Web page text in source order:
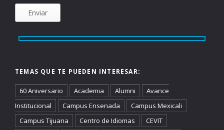
TEMAS QUE TE PUEDEN INTERESAR:
60 Aniversario Academia Alumni
Avance
Institucional
Campus Ensenada
Campus Mexicali
Campus Tijuana
Centro de Idiomas
CEVIT